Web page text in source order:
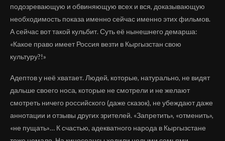
подозревающую и обвиняющую всех и вся, доказывающую
необходимость показа именно сейчас именно этих фильмов.
А сейчас вот такой кульбит. Суть её нынешнего демарша:
«Какое право имеет Россия везти в Кыргызстан свою
культуру?!»
Адептов у неё хватает. Людей, которые, натурально, не видят
дальше своего носа, которые не смотрели и не желают
смотреть ничего российского (даже сказок), не убеждают даже
аннотации и отзывы других зрителей. «Запретить», «отменить»,
«не пущать»… К счастью, адекватного народа в Кыргызстане